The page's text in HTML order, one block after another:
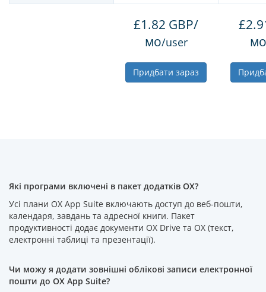
£1.82 GBP/
мо/user
Придбати зараз
мо
Які програми включені в пакет додатків OX?
Усі плани OX App Suite включають доступ до веб-пошти,
календаря, завдань та адресної книги. Пакет
продуктивності додає документи OX Drive та OX (текст,
електронні таблиці та презентації).
Чи можу я додати зовнішні облікові записи електронної
пошти до OX App Suite?